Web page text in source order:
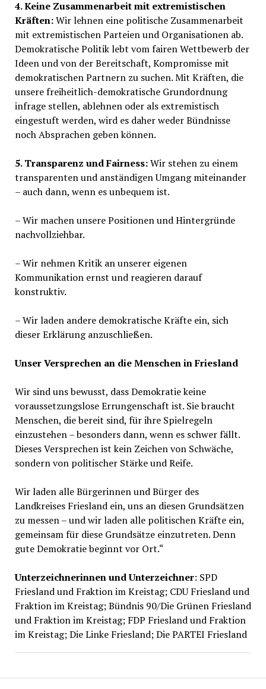
4. Keine Zusammenarbeit mit extremistischen
Kräften:Wir lehnen eine politische Zusammenarbeit
mit extremistischen Parteien und Organisationen ab.
Demokratische Politik lebt vom fairen Wettbewerb der
Ideen und von der Bereitschaft, Kompromisse mit
demokratischen Partnern zu suchen. Mit Kräften, die
unsere freiheitlich-demokratische Grundordnung
infrage stellen, ablehnen oder als extremistisch
eingestuft werden, wird es daher weder Bündnisse
noch Absprachen geben können.
5. Transparenz und Fairness:Wir stehen zu einem
transparenten und anständigen Umgang miteinander
– auch dann, wenn es unbequem ist.
– Wir machen unsere Positionen und Hintergründe
nachvollziehbar.
– Wir nehmen Kritik an unserer eigenen
Kommunikation ernst und reagieren darauf
konstruktiv.
– Wir laden andere demokratische Kräfte ein, sich
dieser Erklärung anzuschließen.
Unser Versprechen an die Menschen in Friesland
Wir sind uns bewusst, dass Demokratie keine
voraussetzungslose Errungenschaft ist. Sie braucht
Menschen, die bereit sind, für ihre Spielregeln
einzustehen – besonders dann, wenn es schwer fällt.
Dieses Versprechen ist kein Zeichen von Schwäche,
sondern von politischer Stärke und Reife.
Wir laden alle Bürgerinnen und Bürger des
Landkreises Friesland ein, uns an diesen Grundsätzen
zu messen – und wir laden alle politischen Kräfte ein,
gemeinsam für diese Grundsätze einzutreten. Denn
gute Demokratie beginnt vor Ort.“
Unterzeichnerinnen und Unterzeichner: SPD
Friesland und Fraktion im Kreistag; CDU Friesland und
Fraktion im Kreistag; Bündnis 90/Die Grünen Friesland
und Fraktion im Kreistag; FDP Friesland und Fraktion
im Kreistag; Die Linke Friesland; Die PARTEI Friesland